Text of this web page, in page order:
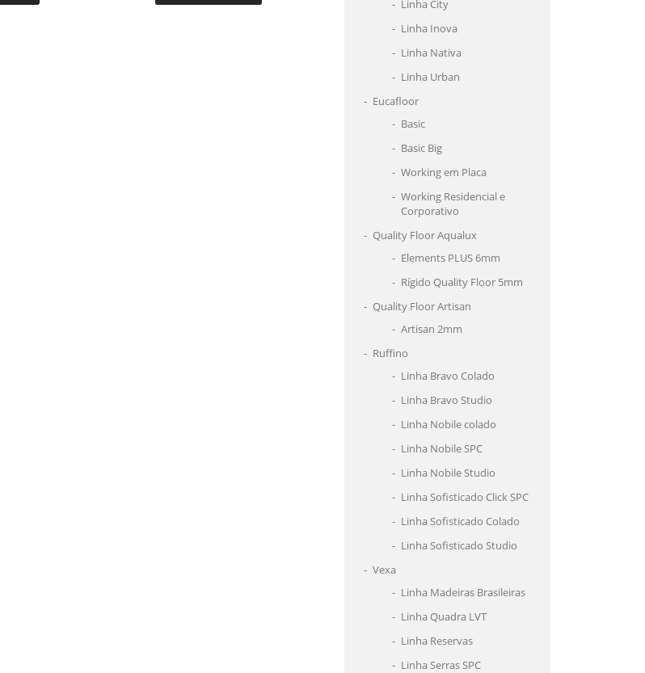
Linha City
Linha Inova
Linha Nativa
Linha Urban
Eucafloor
Basic
Basic Big
Working em Placa
Working Residencial e
Corporativo
Quality Floor Aqualux
Elements PLUS 6mm
Rígido Quality Floor 5mm
Quality Floor Artisan
Artisan 2mm
Ruffino
Linha Bravo Colado
Linha Bravo Studio
Linha Nobile colado
Linha Nobile SPC
Linha Nobile Studio
Linha Sofisticado Click SPC
Linha Sofisticado Colado
Linha Sofisticado Studio
Vexa
Linha Madeiras Brasileiras
Linha Quadra LVT
Linha Reservas
Linha Serras SPC